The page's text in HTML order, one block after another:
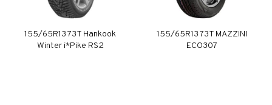
155/65R13 73T Hankook
Winter i*Pike RS2
155/65R13 73T MAZZINI
ECO307